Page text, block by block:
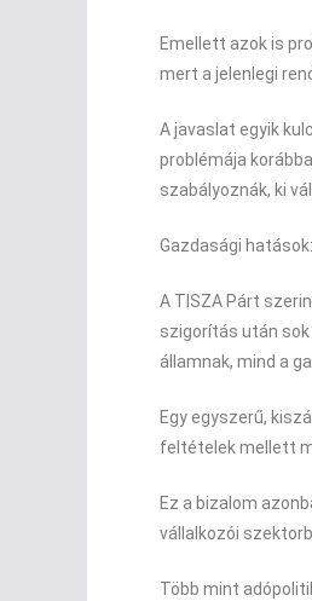
Emellett azok is
mert a jelenlegi
A javaslat egyik
problémája
szabályoznák, ki
Gazdasági
A TISZA Párt
szigorítás után
államnak, mind a
Egy egyszerű,
feltételek mellett
Ez a bizalom
vállalkozói
Több mint